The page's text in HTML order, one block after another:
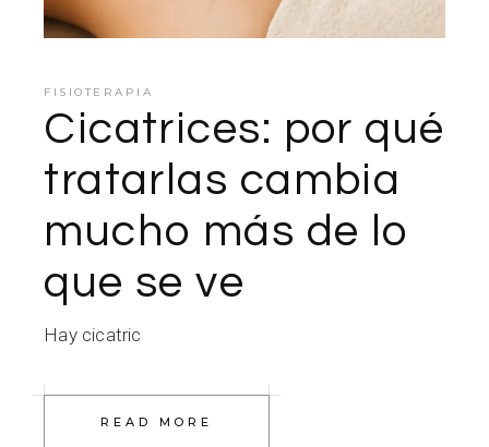
FISIOTERAPIA
Cicatrices: por qué
tratarlas cambia
mucho más de lo
que se ve
Hay cicatric
READ MORE